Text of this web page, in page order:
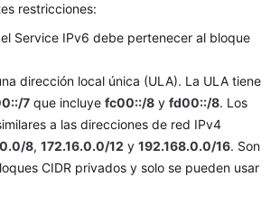
restricciones:
Service IPv6 debe pertenecer al bloque
dirección local única (ULA). La ULA tiene
7 que incluye fc00::/8 y fd00::/8. Los
a las direcciones de red IPv4
8, 172.16.0.0/12 y 192.168.0.0/16. Son
CIDR privados y solo se pueden usar